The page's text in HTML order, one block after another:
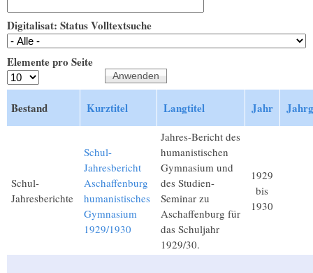
Digitalisat: Status Volltextsuche
Elemente pro Seite
Bestand Kurztitel Langtitel Jahr
Schul-
Jahresberichte
Schul-
Jahresbericht
Aschaffenburg
humanistisches
Gymnasium
1929/1930
Jahres-Bericht des
humanistischen
Gymnasium und
des Studien-
Seminar zu
Aschaffenburg für
das Schuljahr
1929/30.
1929
bis
1930